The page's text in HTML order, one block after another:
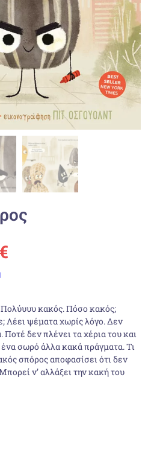
€
ist:
15,00 €.
Πολύυυυ κακός. Πόσο κακός;
Λέει ψέµατα χωρίς λόγο. ∆εν
δεν πλένει τα χέρια του και
ένα σωρό άλλα κακά πράγµατα. Τι
σπόρος αποφασίσει ότι δεν
ν’ αλλάξει την κακή του